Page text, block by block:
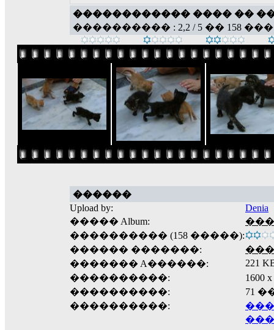
������������ ���� ��
���������� : 2,2 / 5 �� 158
������
Upload by:
Denia
����� Album:
���������� (158 �����):
������ �������:
������� A������:
221
����������:
1600
����������:
71
����������: